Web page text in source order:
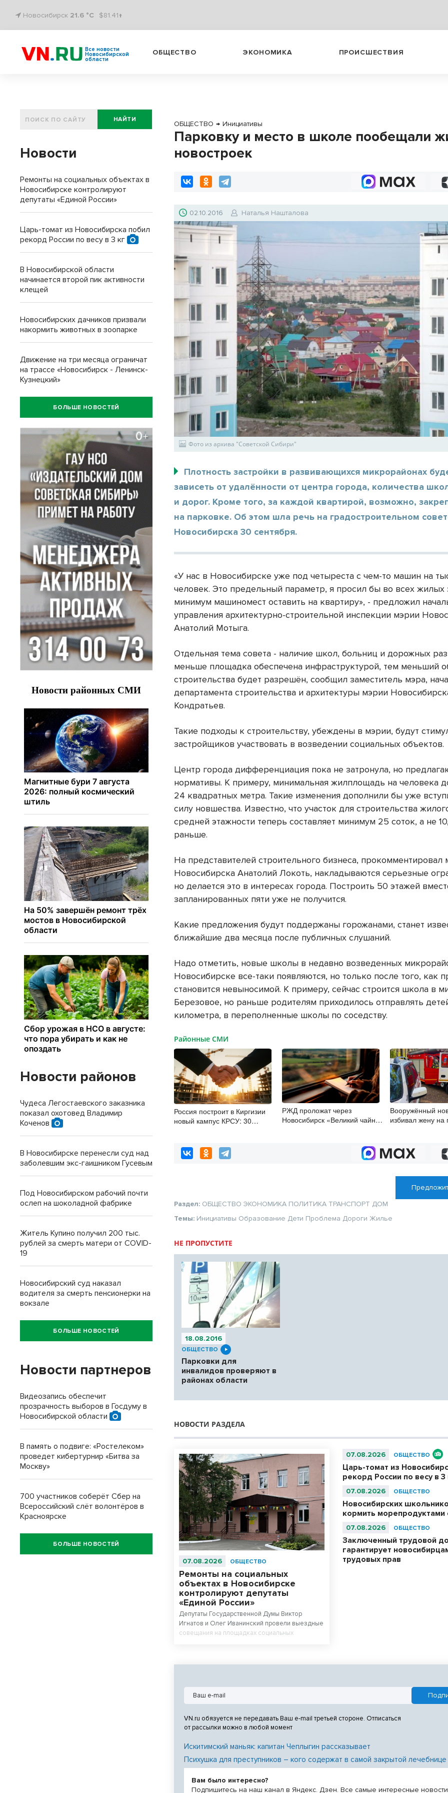
Новосибирск 21.6 °C $81.41↑
Все новости
Новосибирской
области
ОБЩЕСТВО ЭКОНОМИКА ПРОИСШЕСТВИЯ
ОБЩЕСТВО → Инициативы
Парковку и место в школе пообещали
новостроек
02.10.2016 Наталья Нашталова
Фото из архива "Советской Сибири"
Плотность застройки в развивающихся микрорайонах
зависеть от удалённости от центра города, количества
и дорог. Кроме того, за каждой квартирой, возможно,
на парковке. Об этом шла речь на градостроительном
Новосибирска 30 сентября.
«У нас в Новосибирске уже под четыреста с чем-то машин на
человек. Это предельный параметр, я просил бы во всех жилых
минимум машиномест оставить на квартиру», - предложил
управления архитектурно-строительной инспекции мэрии
Анатолий Мотыга.
Отдельная тема совета - наличие школ, больниц и дорожных
меньше площадка обеспечена инфраструктурой, тем меньший
строительства будет разрешён, сообщил заместитель мэра,
департамента строительства и архитектуры мэрии
Кондратьев.
Такие подходы к строительству, убеждены в мэрии, будут
застройщиков участвовать в возведении социальных объектов.
Центр города дифференциация пока не затронула, но
нормативы. К примеру, минимальная жилплощадь на человека
24 квадратных метра. Такие изменения дополнили бы уже
силу новшества. Известно, что участок для строительства
средней этажности теперь составляет минимум 25 соток, а не
раньше.
На представителей строительного бизнеса, прокомментировал
Новосибирска Анатолий Локоть, накладываются серьезные
но делается это в интересах города. Построить 50 этажей
запланированных пяти уже не получится.
Какие предложения будут поддержаны горожанами, станет
ближайшие два месяца после публичных слушаний.
Надо отметить, новые школы в недавно возведенных
Новосибирске все-таки появляются, но только после того, как
становится невыносимой. К примеру, сейчас строится школа в
Березовое, но раньше родителям приходилось отправлять
километра, в переполненные школы по соседству.
Районные СМИ
Россия построит в Киргизии
новый кампус КРСУ: 30
РЖД проложат через
Новосибирск «Великий чайный
Вооружённый
избивал жену на
Раздел: ОБЩЕСТВО ЭКОНОМИКА ПОЛИТИКА ТРАНСПОРТ ДОМ
Темы: Инициативы Образование Дети Проблема Дороги Жилье
НЕ ПРОПУСТИТЕ
18.08.2016
ОБЩЕСТВО
Парковки для
инвалидов проверяют в
районах области
НОВОСТИ РАЗДЕЛА
07.08.2026 ОБЩЕСТВО
Ремонты на социальных
объектах в Новосибирске
контролируют депутаты
«Единой России»
Депутаты Государственной Думы Виктор
Игнатов и Олег Иванинский провели выездные
совещания на площадках социальных
07.08.2026 ОБЩЕСТВО
Царь-томат из
рекорд России по весу в 3
07.08.2026 ОБЩЕСТВО
Новосибирских
кормить морепродуктами
07.08.2026 ОБЩЕСТВО
Заключенный трудовой
гарантирует
трудовых прав
VN.ru обязуется не передавать Ваш e-mail третьей стороне. Отписаться
от рассылки можно в любой момент
Искитимский маньяк: капитан Чеплыгин рассказывает
Психушка для преступников – кого содержат в самой закрытой
Вам было интересно?
Подпишитесь на наш канал в Яндекс. Дзен. Все самые интересные новости
НАЙТИ
Новости
Ремонты на социальных объектах в
Новосибирске контролируют
депутаты «Единой России»
Царь-томат из Новосибирска побил
рекорд России по весу в 3 кг
В Новосибирской области
начинается второй пик активности
клещей
Новосибирских дачников призвали
накормить животных в зоопарке
Движение на три месяца ограничат
на трассе «Новосибирск - Ленинск-
Кузнецкий»
БОЛЬШЕ НОВОСТЕЙ
Новости районов
Чудеса Легостаевского заказника
показал охотовед Владимир
Коченов
В Новосибирске перенесли суд над
заболевшим экс-гаишником Гусевым
Под Новосибирском рабочий почти
ослеп на шоколадной фабрике
Житель Купино получил 200 тыс.
рублей за смерть матери от COVID-
19
Новосибирский суд наказал
водителя за смерть пенсионерки на
вокзале
БОЛЬШЕ НОВОСТЕЙ
Новости партнеров
Видеозапись обеспечит
прозрачность выборов в Госдуму в
Новосибирской области
В память о подвиге: «Ростелеком»
проведет кибертурнир «Битва за
Москву»
700 участников соберёт Сбер на
Всероссийский слёт волонтёров в
Красноярске
БОЛЬШЕ НОВОСТЕЙ